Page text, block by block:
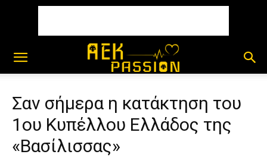
Σαν σήμερα η κατάκτηση του
1ου Κυπέλλου Ελλάδος της
«Βασίλισσας»